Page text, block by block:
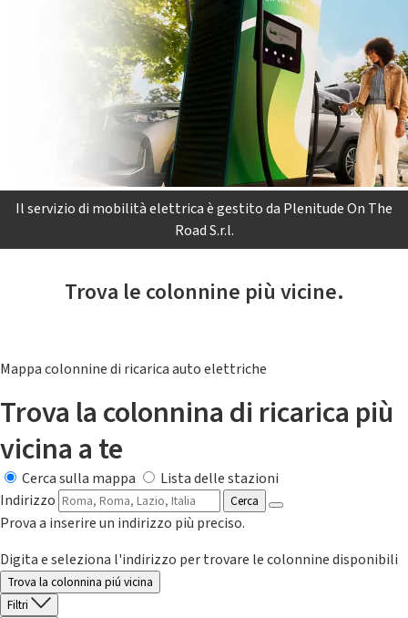
Il servizio di mobilità elettrica è gestito da Plenitude On The
Road S.r.l.
Trova le colonnine più vicine.
Mappa colonnine di ricarica auto elettriche
Trova la colonnina di ricarica più
vicina a te
Cerca sulla mappa
Lista delle stazioni
Indirizzo
Cerca
Prova a inserire un indirizzo più preciso.
Digita e seleziona l'indirizzo per trovare le colonnine disponibili
Trova la colonnina piú vicina
Filtri